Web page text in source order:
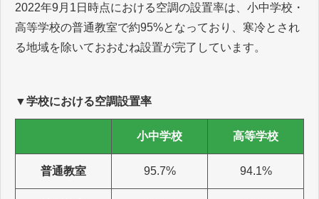
2022年9月1日時点における空調の設置率は、小中学校・
高等学校の普通教室で約95%となっており、寒冷とされ
る地域を除いておおむね設置が完了しています。
▼学校における空調設置率
小中学校 高等学校
普通教室 95.7% 94.1%